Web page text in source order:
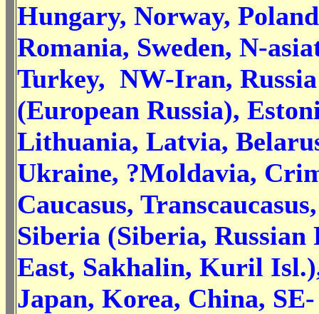
Hungary, Norway,
Romania, Sweden, N-
Turkey, NW-Iran, Russia
(European Russia),
Lithuania, Latvia,
Ukraine, ?Moldavia,
Caucasus, Transcaucasus,
Siberia (Siberia, Russian
East, Sakhalin, Kuril
Japan, Korea, China, SE-